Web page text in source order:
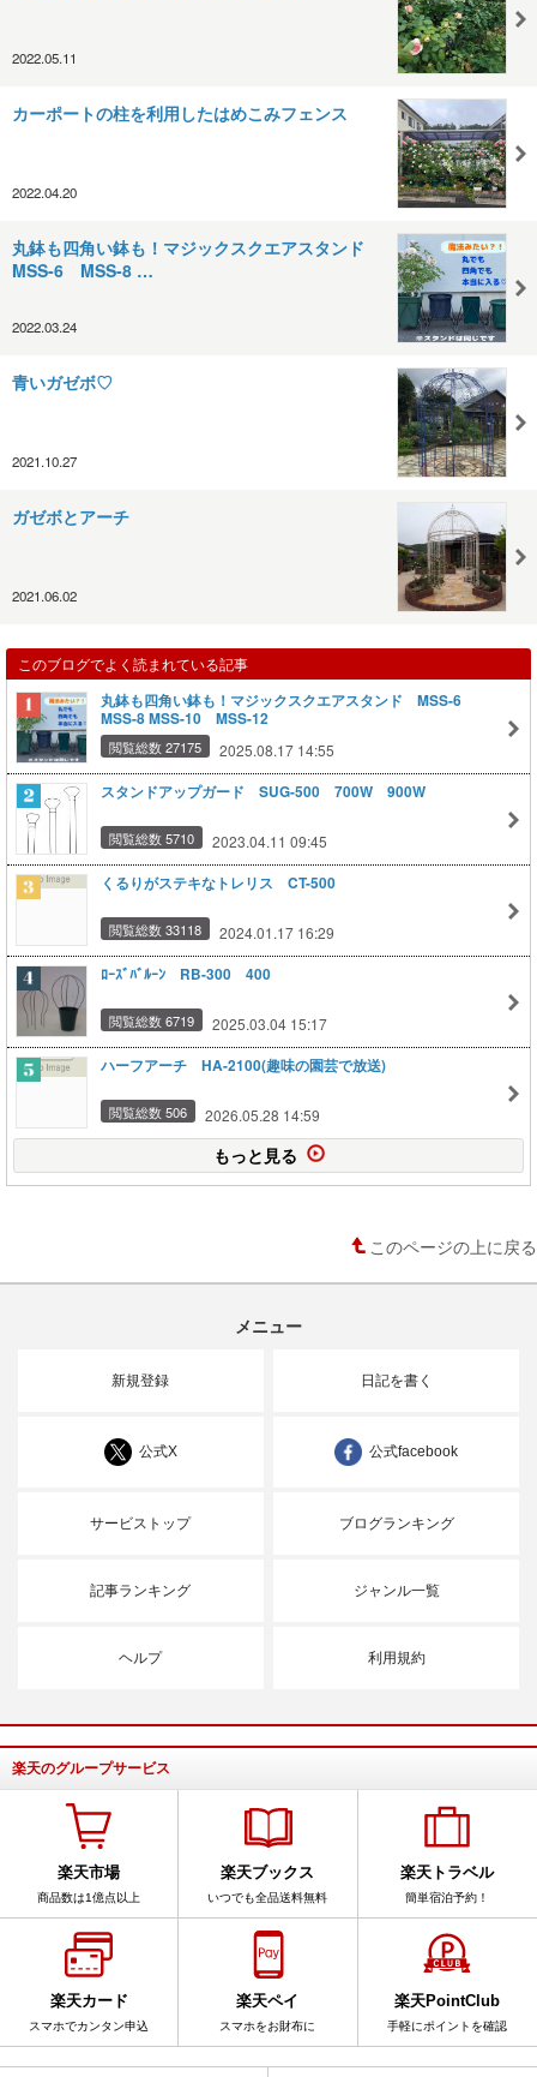
2022.05.11
カーポートの柱を利用したはめこみフェンス
2022.04.20
丸鉢も四角い鉢も！マジックスクエアスタンド
MSS-6 MSS-8 …
2022.03.24
青いガゼボ♡
2021.10.27
ガゼボとアーチ
2021.06.02
このブログでよく読まれている記事
丸鉢も四角い鉢も！マジックスクエアスタンド MSS-6
MSS-8 MSS-10 MSS-12
閲覧総数 27175 2025.08.17 14:55
スタンドアップガード SUG-500 700W 900W
閲覧総数 5710 2023.04.11 09:45
くるりがステキなトレリス CT-500
閲覧総数 33118 2024.01.17 16:29
ﾛｰｽﾞﾊﾞﾙｰﾝ RB-300 400
閲覧総数 6719 2025.03.04 15:17
ハーフアーチ HA-2100(趣味の園芸で放送)
閲覧総数 506 2026.05.28 14:59
もっと見る
このページの上に戻る
メニュー
新規登録 日記を書く
公式X 公式facebook
サービストップ ブログランキング
記事ランキング ジャンル一覧
ヘルプ 利用規約
楽天のグループサービス
楽天市場
商品数は1億点以上
楽天ブックス
いつでも全品送料無料
楽天トラベル
簡単宿泊予約！
楽天カード
スマホでカンタン申込
楽天ペイ
スマホをお財布に
楽天PointClub
手軽にポイントを確認